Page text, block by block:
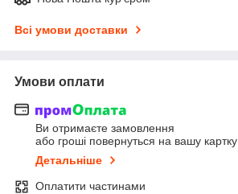
Всі умови доставки
Умови оплати
Ви отримаєте замовлення
або гроші повернуться на вашу картку
Детальніше
Оплатити частинами